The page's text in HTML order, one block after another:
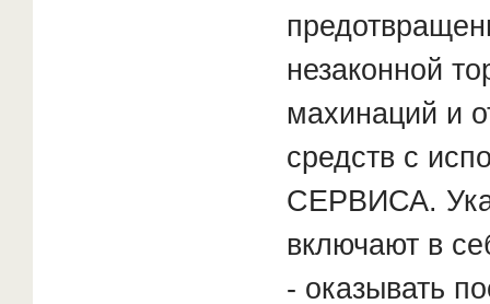
незаконной
махинаций и
средств с
СЕРВИСА.
включают в
- оказывать